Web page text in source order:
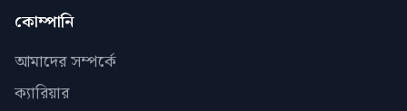
কোম্পানি
আমাদের সম্পর্কে
ক্যারিয়ার